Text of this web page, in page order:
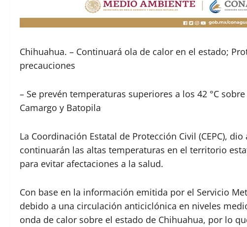
Chihuahua. – Continuará ola de calor en el estado;
precauciones
– Se prevén temperaturas superiores a los 42 °C
Camargo y Batopila
La Coordinación Estatal de Protección Civil (CEPC),
continuarán las altas temperaturas en el territorio
para evitar afectaciones a la salud.
Con base en la información emitida por el Servicio
debido a una circulación anticiclónica en niveles
onda de calor sobre el estado de Chihuahua, por lo